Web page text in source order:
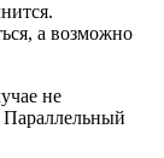
а возможно
не
Параллельный